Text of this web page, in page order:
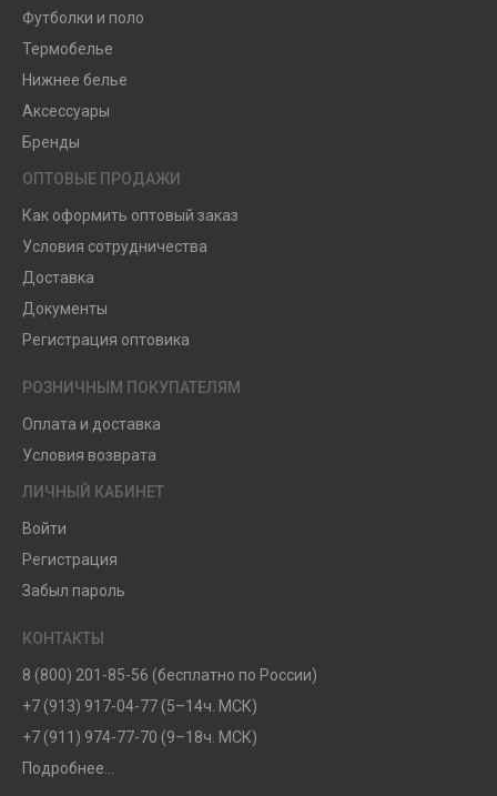
Футболки и поло
Термобелье
Нижнее белье
Аксессуары
Бренды
ОПТОВЫЕ ПРОДАЖИ
Как оформить оптовый заказ
Условия сотрудничества
Доставка
Документы
Регистрация оптовика
РОЗНИЧНЫМ ПОКУПАТЕЛЯМ
Оплата и доставка
Условия возврата
ЛИЧНЫЙ КАБИНЕТ
Войти
Регистрация
Забыл пароль
КОНТАКТЫ
8 (800) 201-85-56 (бесплатно по России)
+7 (913) 917-04-77 (5–14ч. МСК)
+7 (911) 974-77-70 (9–18ч. МСК)
Подробнее...